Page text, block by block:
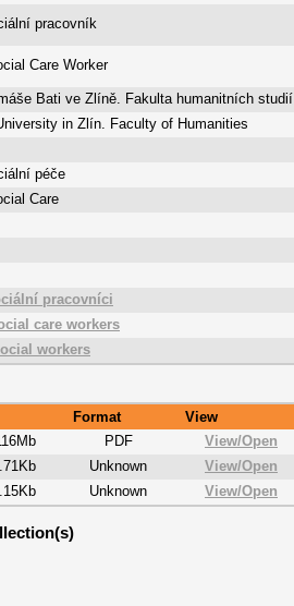
pracovník
Care Worker
Bati ve Zlíně. Fakulta humanitních studií
in Zlín. Faculty of Humanities
péče
Care
pracovníci
care workers
workers
Format View
PDF View/Open
Unknown View/Open
Unknown View/Open